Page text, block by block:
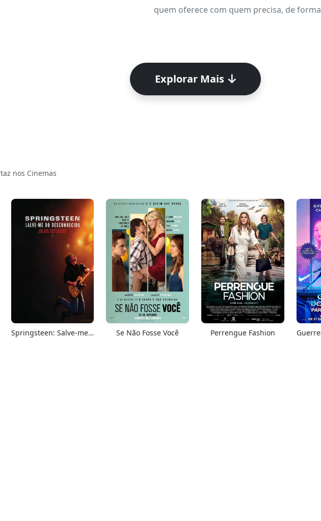
quem oferece com quem precisa, de
Explorar Mais
nos Cinemas
Springsteen: Salve-me Do Desconhecido Se Não Fosse Você Perrengue Fashion